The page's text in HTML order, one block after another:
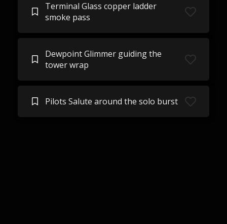
Terminal Glass copper ladder
smoke pass
Dewpoint Glimmer guiding the
tower wrap
Pilots Salute around the solo burst